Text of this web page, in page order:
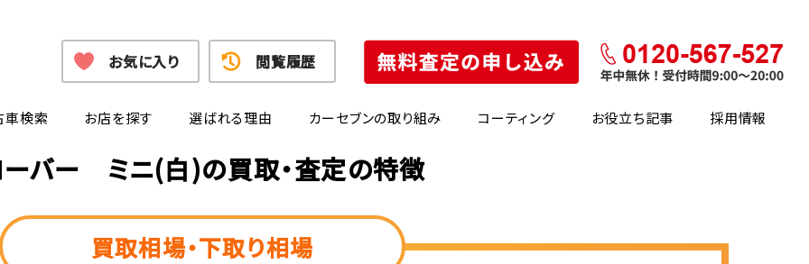
車検索 お店を探す 選ばれる理由 カーセブンの取り組み コーティング お役立ち記事 採用情報
お気に入り 閲覧履歴
バー ミニ(白)の買取・査定の特徴
買取相場・下取り相場